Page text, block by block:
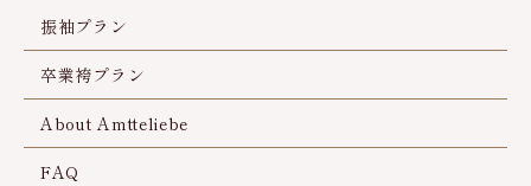
振袖プラン
卒業袴プラン
About Amtteliebe
FAQ